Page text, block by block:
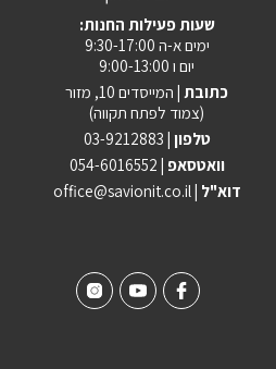
:שעות פעילות החנות
ימים א-ה 9:30-17:00
יום ו 9:00-13:00
כתובת | המייסדים 10, מזור
(צמוד לפתח תקווה)
טלפון | 03-9212883
וואטסאפ | 054-6016552
office@savionit.co.il | דוא"ל